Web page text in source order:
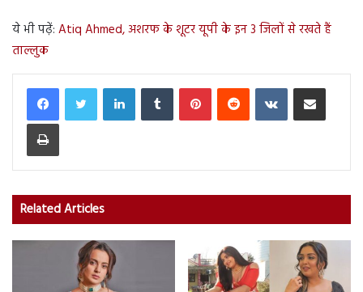
ये भी पढ़ें: Atiq Ahmed, अशरफ के शूटर यूपी के इन 3 जिलों से रखते हैं
ताल्लुक
LinkedInTumblr PinterestReddit VKontakteShare via Email
Print
Related Articles